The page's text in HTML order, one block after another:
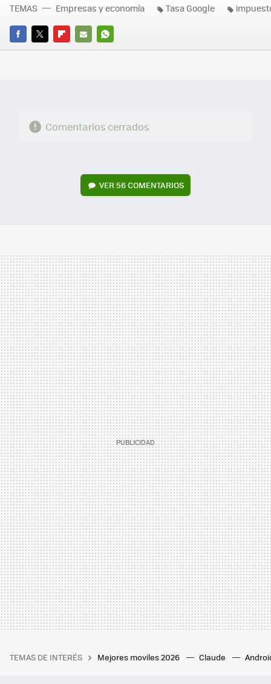
FACEBOOK
TWITTERFLIPBOARD
E-
WHATSAPP
TEMAS Empresas y economía Tasa Google
Comentarios cerrados
VER 56 COMENTARIOS
TEMAS DE INTERÉS Mejores moviles 2026 Claude